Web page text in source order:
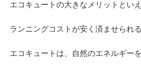
エコキュートの大きなメリットといえ
ランニングコストが安く済ませられ
エコキュートは、自然のエネルギー